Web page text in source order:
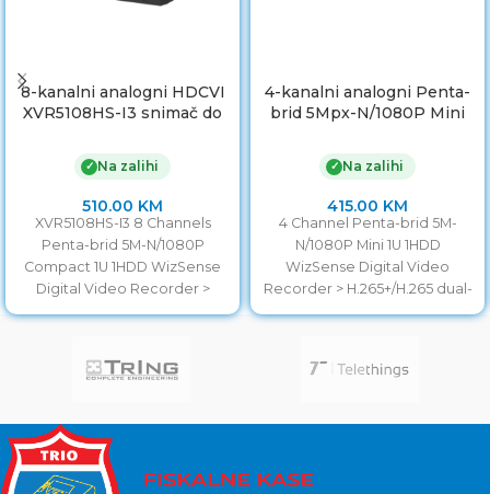
8-kanalni analogni HDCVI
XVR5108HS-I3 snimač do
✓ Na zalihi
510.00 KM
XVR5108HS-I3 8 Channels
Penta-brid 5M-N/1080P
Compact 1U 1HDD WizSense
Digital Video Recorder >
H.265+/H.265 dual-stream
HDCVI/AHD/TVI/CVBS/IP video
4-kanalni analogni Penta-
brid 5Mpx-N/1080P Mini
Video Recorder
✓ Na zalihi
415.00 KM
4 Channel Penta-brid 5M-
N/1080P Mini 1U 1HDD
WizSense Digital Video
Recorder > H.265+/H.265 dual-
stream video compression >